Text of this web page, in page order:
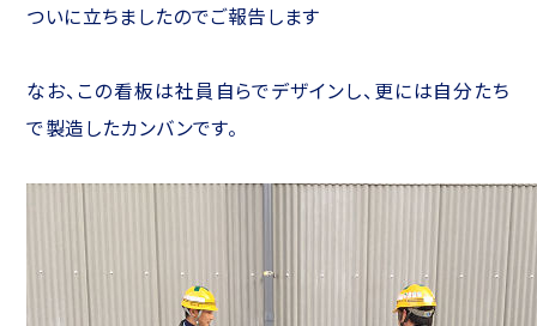
ついに立ちましたのでご報告します
なお、この看板は社員自らでデザインし、更には自分たち
で製造したカンバンです。